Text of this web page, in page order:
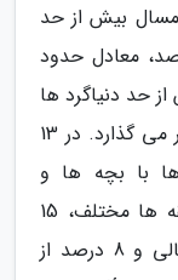
بیش از حد
بوده است. علاوه بر این، 9 درصد، معادل حدود
از حد دنیاگرد ها
در واقع بر کیفیت سفر خارج از کشور تأثیر می گذارد. در 13
با بچه ها و
نوجوانان زیر 34 سال بود. از لحاظ منطقه ها مختلف، 15
درصد آسیایی ها، 9 درصد آمریکای شمالی و 8 درصد از